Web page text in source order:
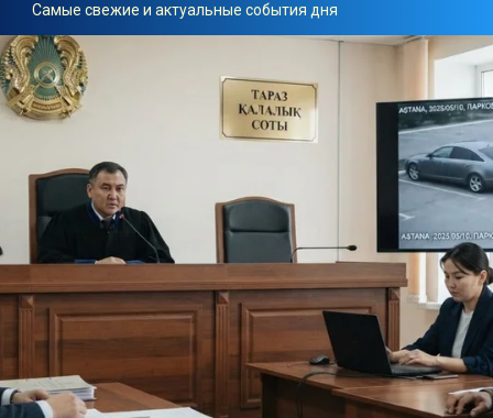
Самые свежие и актуальные события дня